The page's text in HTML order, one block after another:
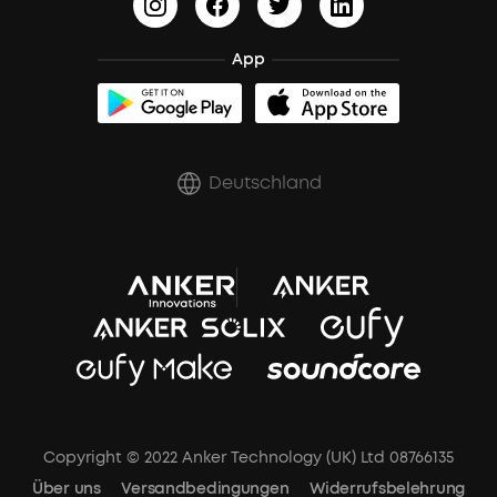
Bestellung stornieren
soundcoreCredits
Zertifizierte Refurbished-Produkte
App
Deutschland
Copyright © 2022 Anker Technology (UK) Ltd 08766135
Über uns
Versandbedingungen Widerrufsbelehrung